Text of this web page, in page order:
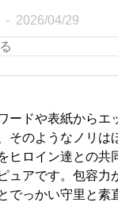
2026/04/29
ードや表紙からエ
そのようなノリは
ヒロイン達との共
ュアです。包容力
でっかい守里と素